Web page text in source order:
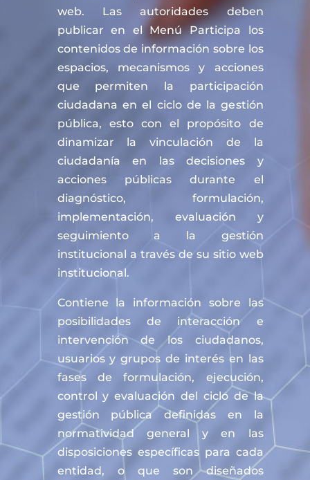
web. Las autoridades deben
publicar en el Menú Participa los
contenidos de información sobre los
espacios, mecanismos y acciones
que permiten la participación
ciudadana en el ciclo de la gestión
pública, esto con el propósito de
dinamizar la vinculación de la
ciudadanía en las decisiones y
acciones públicas durante el
diagnóstico, formulación,
implementación, evaluación y
seguimiento a la gestión
institucional a través de su sitio web
institucional.
Contiene la información sobre las
posibilidades de interacción e
intervención de los ciudadanos,
usuarios y grupos de interés en las
fases de formulación, ejecución,
control y evaluación del ciclo de la
gestión pública definidas en la
normatividad general y en las
disposiciones específicas para cada
entidad, o que son diseñados